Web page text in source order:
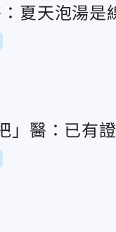
夏天泡湯是
」醫：已有